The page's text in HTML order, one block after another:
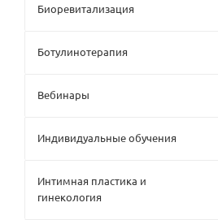
Биоревитализация
Ботулинотерапия
Вебинары
Индивидуальные обучения
Интимная пластика и
гинекология